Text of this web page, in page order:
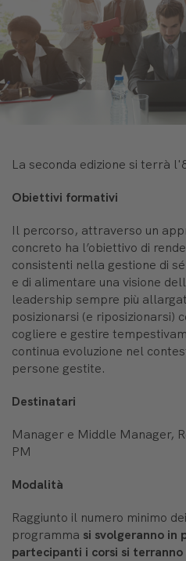
La seconda edizione si terrà
Obiettivi formativi
Il percorso, attraverso un
concreto ha l’obiettivo di
consistenti nella gestione di
e di alimentare una visione
leadership sempre più
posizionarsi (e riposizionarsi)
cogliere e gestire
continua evoluzione nel
persone gestite.
Destinatari
Manager e Middle Manager,
PM
Modalità
Raggiunto il numero minimo
programma si svolgeranno in
partecipanti i corsi si